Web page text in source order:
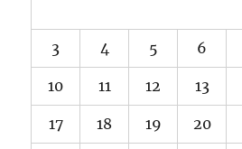
3 4 5 6
10 11 12 13
17 18 19 20